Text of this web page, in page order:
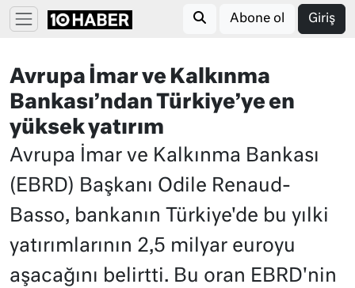
Abone ol Giriş
Avrupa İmar ve Kalkınma
Bankası’ndan Türkiye’ye en
yüksek yatırım
Avrupa İmar ve Kalkınma Bankası
(EBRD) Başkanı Odile Renaud-
Basso, bankanın Türkiye'de bu yılki
yatırımlarının 2,5 milyar euroyu
aşacağını belirtti. Bu oran EBRD'nin